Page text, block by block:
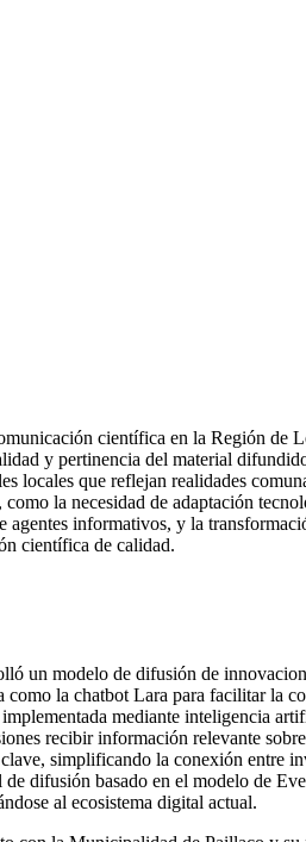
científica en la Región de
y pertinencia del material
locales que reflejan realidades
la necesidad de adaptación
agentes informativos, y la
científica de calidad.
un modelo de difusión de
como la chatbot Lara para facilitar la
mediante inteligencia
recibir información relevante
simplificando la conexión entre
difusión basado en el modelo de
al ecosistema digital actual.